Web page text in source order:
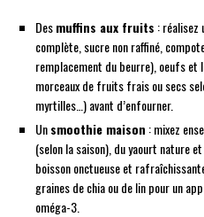
Desmuffins aux fruits : réalisez
complète, sucre non raffiné,
remplacement du beurre), oeufs et
morceaux de fruits frais ou secs
myrtilles…) avant d’enfourner.
Unsmoothie maison : mixez
(selon la saison), du yaourt nature
boisson onctueuse et
graines de chia ou de lin pour un
oméga-3.